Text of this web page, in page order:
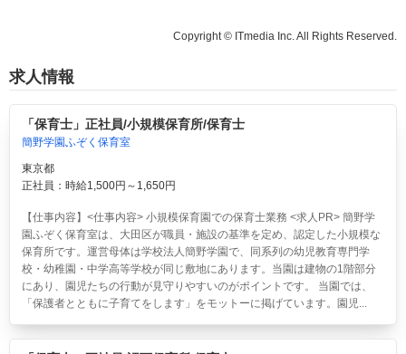
Copyright © ITmedia Inc. All Rights Reserved.
求人情報
「保育士」正社員/小規模保育所/保育士
簡野学園ふぞく保育室
東京都
正社員：時給1,500円～1,650円
【仕事内容】<仕事内容> 小規模保育園での保育士業務 <求人PR> 簡野学
園ふぞく保育室は、大田区が職員・施設の基準を定め、認定した小規模な
保育所です。運営母体は学校法人簡野学園で、同系列の幼児教育専門学
校・幼稚園・中学高等学校が同じ敷地にあります。当園は建物の1階部分
にあり、園児たちの行動が見守りやすいのがポイントです。 当園では、
「保護者とともに子育てをします」をモットーに掲げています。園児...